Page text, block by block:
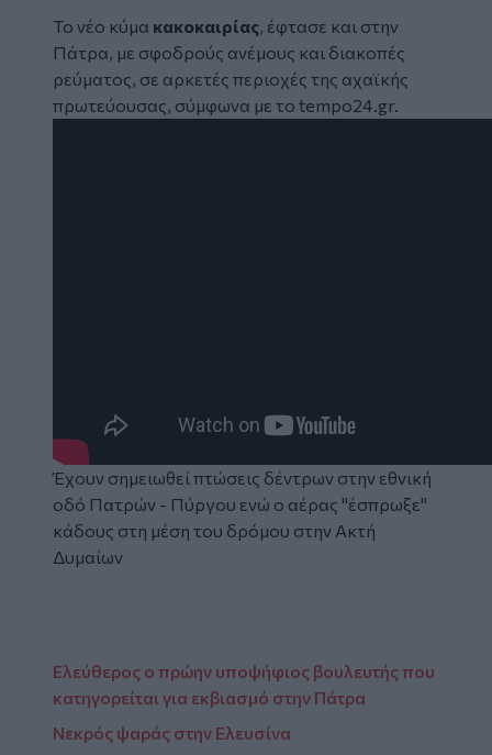
Το νέο κύμα κακοκαιρίας, έφτασε και στην
Πάτρα, με σφοδρούς ανέμους και διακοπές
ρεύματος, σε αρκετές περιοχές της αχαϊκής
πρωτεύουσας, σύμφωνα με το tempo24.gr.
Έχουν σημειωθεί πτώσεις δέντρων στην εθνική
οδό Πατρών - Πύργου ενώ ο αέρας "έσπρωξε"
κάδους στη μέση του δρόμου στην Ακτή
Δυμαίων
Ελεύθερος ο πρώην υποψήφιος βουλευτής που
κατηγορείται για εκβιασμό στην Πάτρα
Νεκρός ψαράς στην Ελευσίνα